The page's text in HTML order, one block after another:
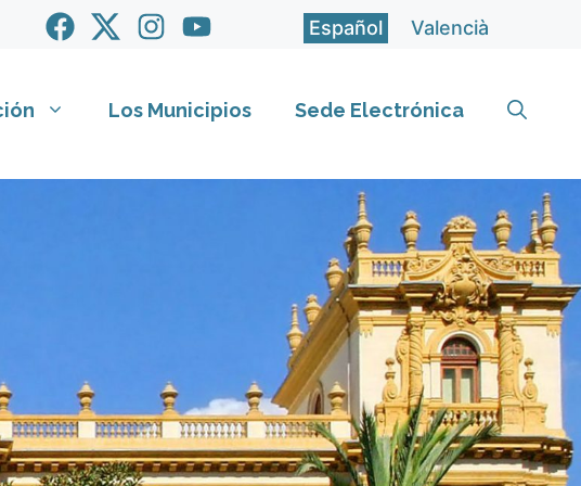
Español Valencià
Los Municipios Sede Electrónica